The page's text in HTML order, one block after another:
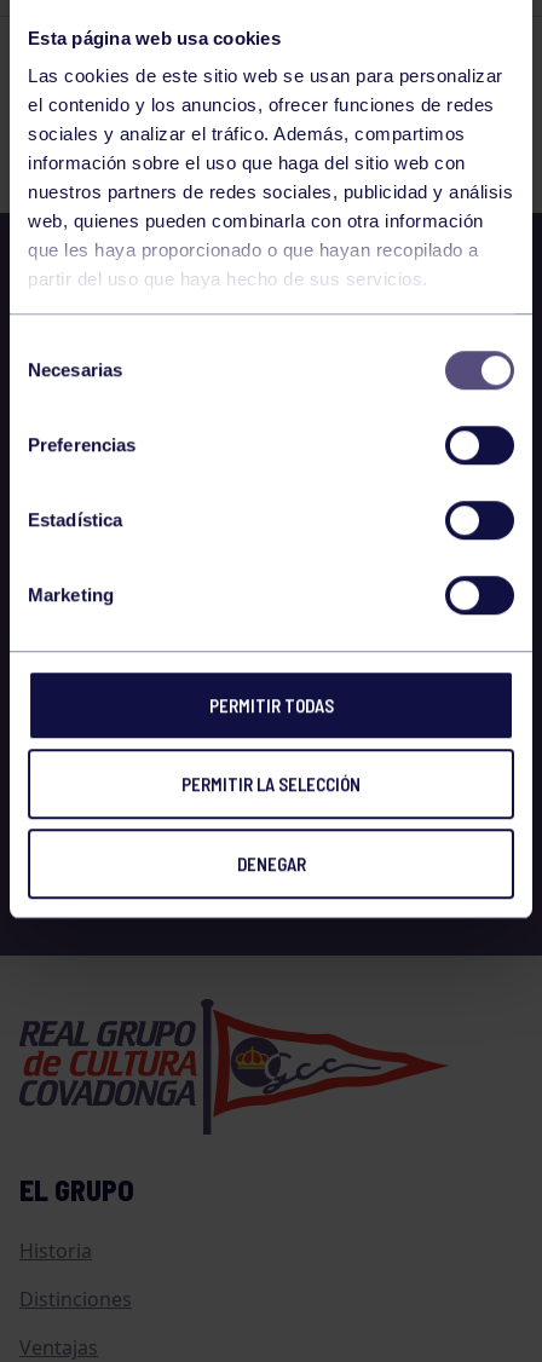
Esta página web usa cookies
Las cookies de este sitio web se usan para personalizar
el contenido y los anuncios, ofrecer funciones de redes
sociales y analizar el tráfico. Además, compartimos
información sobre el uso que haga del sitio web con
nuestros partners de redes sociales, publicidad y análisis
web, quienes pueden combinarla con otra información
que les haya proporcionado o que hayan recopilado a
partir del uso que haya hecho de sus servicios.
Necesarias
Preferencias
Estadística
Marketing
PERMITIR TODAS
PERMITIR LA SELECCIÓN
DENEGAR
El grupo en prensa 24 ENE 2023
Comparte
EL GRUPO
Historia
Distinciones
Ventajas